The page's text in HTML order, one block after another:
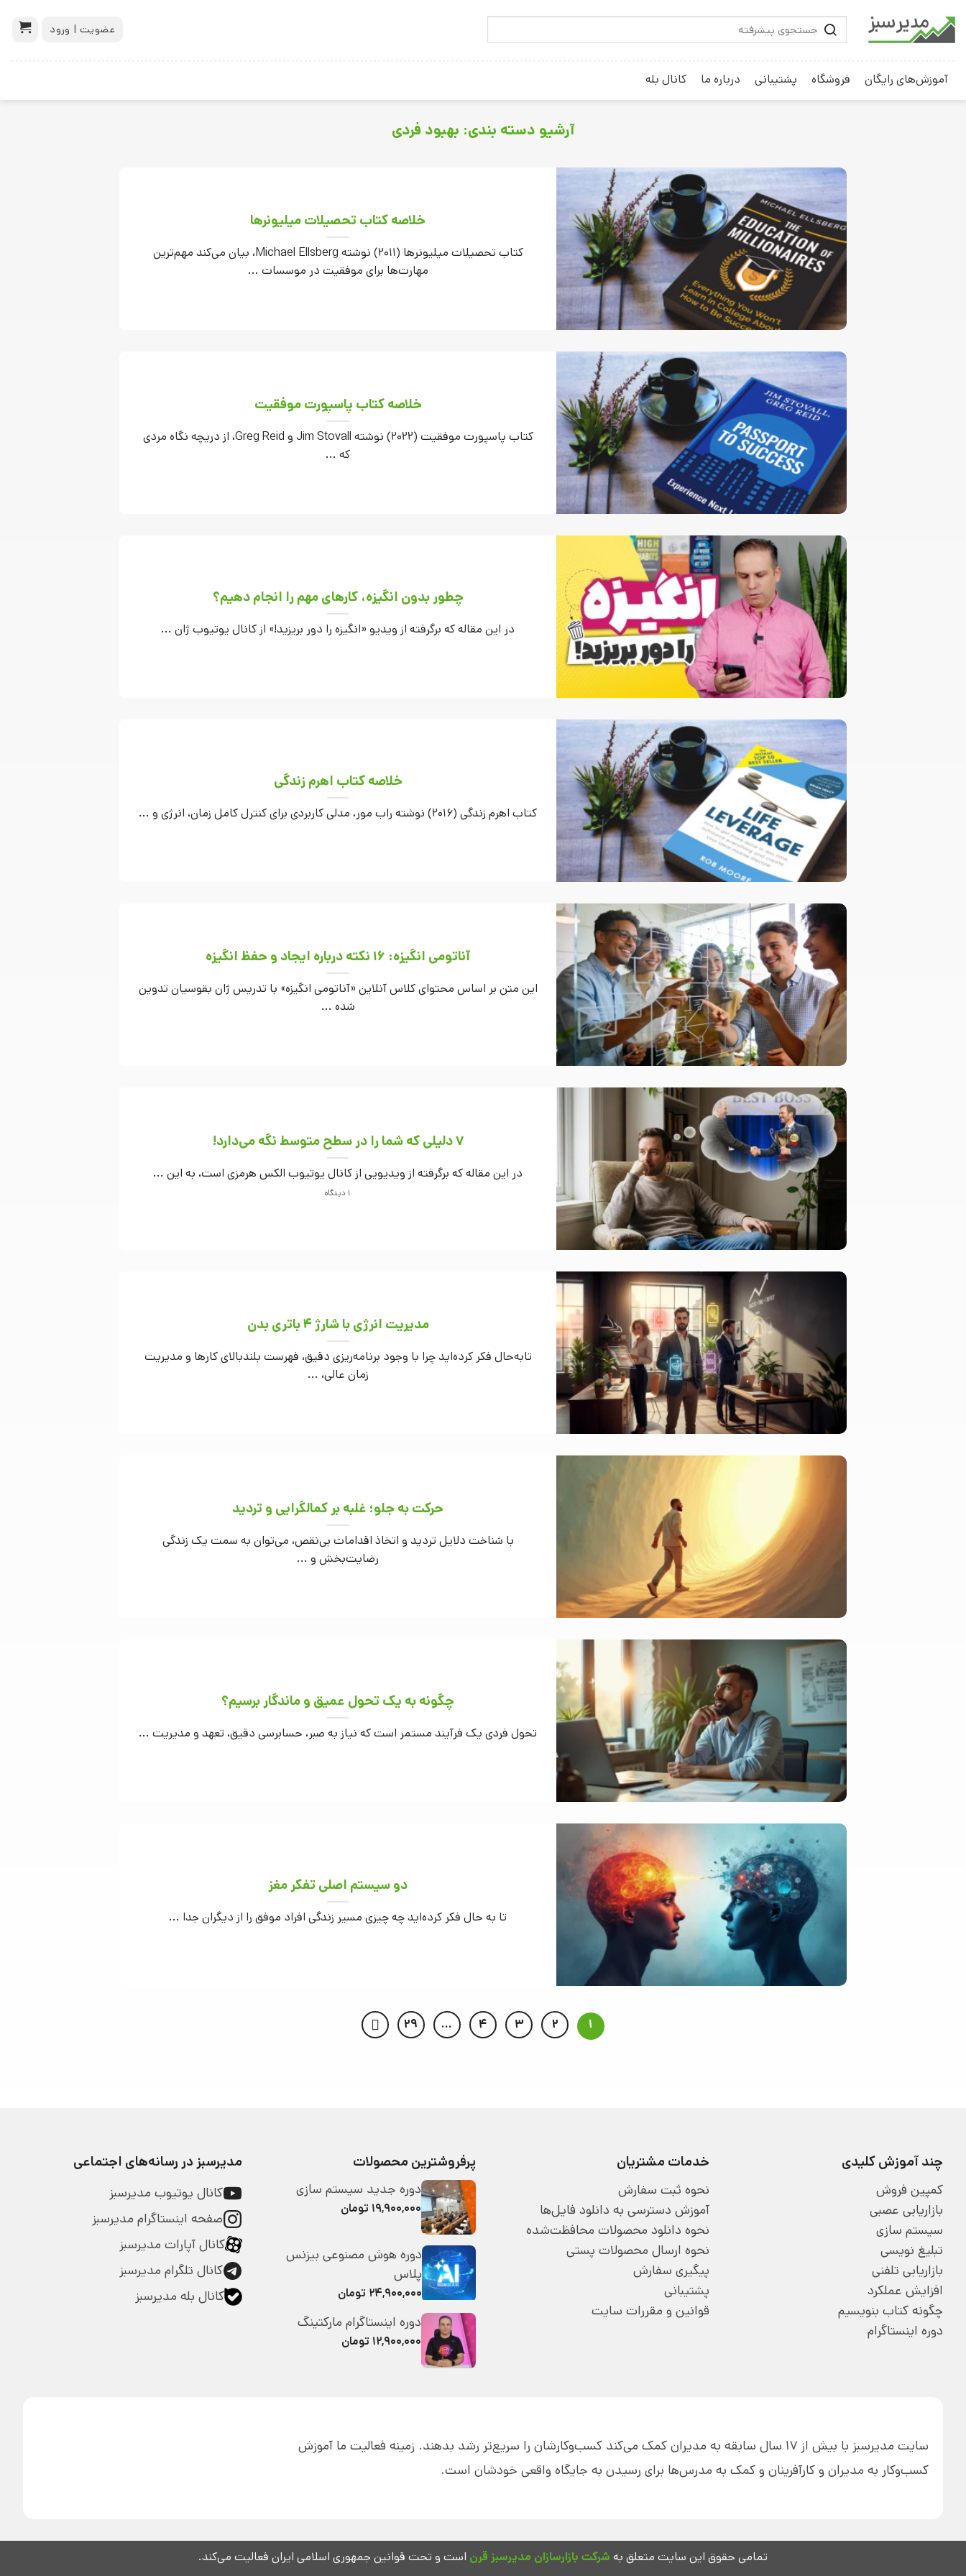
عضویت | ورود
آموزش‌های رایگان فروشگاه پشتیبانی درباره ما کانال بله
آرشیو دسته بندی: بهبود فردی
خلاصه کتاب تحصیلات میلیونرها
کتاب تحصیلات میلیونرها (۲۰۱۱) نوشته Michael Ellsberg، بیان می‌کند مهم‌ترین
مهارت‌ها برای موفقیت در موسسات ...
خلاصه کتاب پاسپورت موفقیت
کتاب پاسپورت موفقیت (2022) نوشته Jim Stovall و Greg Reid، از دریچه نگاه مردی
که ...
چطور بدون انگیزه، کارهای مهم را انجام دهیم؟
در این مقاله که برگرفته از ویدیو «انگیزه را دور بریزید!» از کانال یوتیوب ژان ...
خلاصه کتاب اهرم زندگی
کتاب اهرم زندگی (2016) نوشته راب مور، مدلی کاربردی برای کنترل کامل زمان، انرژی و ...
آناتومی انگیزه: 16 نکته درباره ایجاد و حفظ انگیزه
این متن بر اساس محتوای کلاس آنلاین «آناتومی انگیزه» با تدریس ژان بقوسیان تدوین
شده ...
7 دلیلی که شما را در سطح متوسط نگه می‌دارد!
در این مقاله که برگرفته از ویدیویی از کانال یوتیوب الکس هرمزی است، به این ...
1 دیدگاه
مدیریت انرژی با شارژ 4 باتری بدن
تابه‌حال فکر کرده‌اید چرا با وجود برنامه‌ریزی دقیق، فهرست بلندبالای کارها و مدیریت
زمان عالی، ...
حرکت به جلو؛ غلبه بر کمالگرایی و تردید
با شناخت دلایل تردید و اتخاذ اقدامات بی‌نقص، می‌توان به سمت یک زندگی
رضایت‌بخش و ...
چگونه به یک تحول عمیق و ماندگار برسیم؟
تحول فردی یک فرآیند مستمر است که نیاز به صبر، حسابرسی دقیق، تعهد و مدیریت ...
دو سیستم‌ اصلی تفکر مغز
تا به حال فکر کرده‌اید چه چیزی مسیر زندگی افراد موفق را از دیگران جدا ...
1
2
3
4
…
29
چند آموزش کلیدی
کمپین فروش
بازاریابی عصبی
سیستم سازی
تبلیغ نویسی
بازاریابی تلفنی
افزایش عملکرد
چگونه کتاب بنویسیم
دوره اینستاگرام
خدمات مشتریان
نحوه ثبت سفارش
آموزش دسترسی به دانلود فایل‌ها
نحوه دانلود محصولات محافظت‌شده
نحوه ارسال محصولات پستی
پیگیری سفارش
پشتیبانی
قوانین و مقررات سایت
پرفروشترین محصولات
دوره جدید سیستم سازی
۱۹,۹۰۰,۰۰۰ تومان
دوره هوش مصنوعی بیزنس
پلاس
۲۴,۹۰۰,۰۰۰ تومان
دوره اینستاگرام مارکتینگ
۱۲,۹۰۰,۰۰۰ تومان
مدیرسبز در رسانه‌های اجتماعی
کانال یوتیوب مدیرسبز
صفحه اینستاگرام مدیرسبز
کانال آپارات مدیرسبز
کانال تلگرام مدیرسبز
کانال بله مدیرسبز
سایت مدیرسبز با بیش از 17 سال سابقه به مدیران کمک می‌کند کسب‌و‌کارشان را سریع‌تر رشد بدهند. زمینه فعالیت ما آموزش
کسب‌وکار به مدیران و کارآفرینان و کمک به مدرس‌ها برای رسیدن به جایگاه واقعی خودشان است.
تمامی حقوق این سایت متعلق به شرکت بازارسازان مدیرسبز قرن است و تحت قوانین جمهوری اسلامی ایران فعالیت می‌کند.